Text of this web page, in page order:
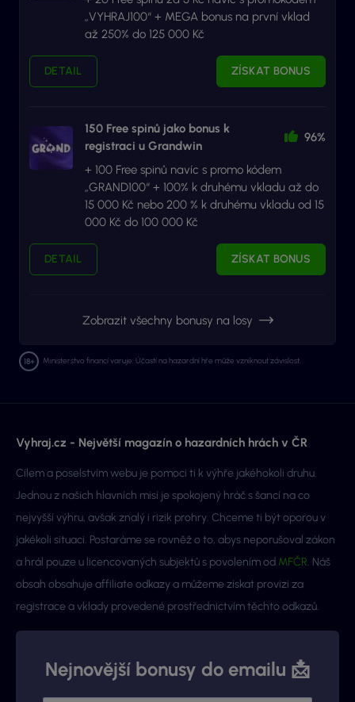
„VYHRAJ100“ + MEGA bonus na první vklad
až 250% do 125 000 Kč
DETAIL ZÍSKAT BONUS
150 Free spinů jako bonus k
registraci u Grandwin
96%
+ 100 Free spinů navíc s promo kódem
„GRAND100“ + 100% k druhému vkladu až do
15 000 Kč nebo 200 % k druhému vkladu od 15
000 Kč do 100 000 Kč
DETAIL ZÍSKAT BONUS
Zobrazit všechny bonusy na losy
Ministerstvo financí varuje: Účastí na hazardní hře může vzniknout závislost.
Vyhraj.cz - Největší magazín o hazardních hrách v ČR
Cílem a poselstvím webu je pomoci ti k výhře jakéhokoli druhu.
Jednou z našich hlavních misí je spokojený hráč s šancí na co
nejvyšší výhru, avšak znalý i rizik prohry. Chceme ti být oporou v
jakékoli situaci. Postaráme se rovněž o to, abys neporušoval zákon
a hrál pouze u licencovaných subjektů s povolením od MFČR. Náš
obsah obsahuje affiliate odkazy a můžeme získat provizi za
registrace a vklady provedené prostřednictvím těchto odkazů.
Nejnovější bonusy do emailu 📩